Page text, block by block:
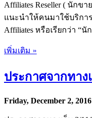
Affiliates Reseller ( นักข
แนะนำให้คนมาใช้บริกา
Affiliates หรือเรียกว่า “นั
เพิ่มเติม »
ประกาศจากทาง
Friday, December 2, 2016